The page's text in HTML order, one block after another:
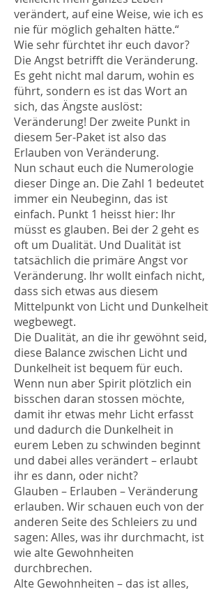
verändert, auf eine Weise, wie ich es
nie für möglich gehalten hätte.“
Wie sehr fürchtet ihr euch davor?
Die Angst betrifft die Veränderung.
Es geht nicht mal darum, wohin es
führt, sondern es ist das Wort an
sich, das Ängste auslöst:
Veränderung! Der zweite Punkt in
diesem 5er-Paket ist also das
Erlauben von Veränderung.
Nun schaut euch die Numerologie
dieser Dinge an. Die Zahl 1 bedeutet
immer ein Neubeginn, das ist
einfach. Punkt 1 heisst hier: Ihr
müsst es glauben. Bei der 2 geht es
oft um Dualität. Und Dualität ist
tatsächlich die primäre Angst vor
Veränderung. Ihr wollt einfach nicht,
dass sich etwas aus diesem
Mittelpunkt von Licht und Dunkelheit
wegbewegt.
Die Dualität, an die ihr gewöhnt seid,
diese Balance zwischen Licht und
Dunkelheit ist bequem für euch.
Wenn nun aber Spirit plötzlich ein
bisschen daran stossen möchte,
damit ihr etwas mehr Licht erfasst
und dadurch die Dunkelheit in
eurem Leben zu schwinden beginnt
und dabei alles verändert – erlaubt
ihr es dann, oder nicht?
Glauben – Erlauben – Veränderung
erlauben. Wir schauen euch von der
anderen Seite des Schleiers zu und
sagen: Alles, was ihr durchmacht, ist
wie alte Gewohnheiten
durchbrechen.
Alte Gewohnheiten – das ist alles,